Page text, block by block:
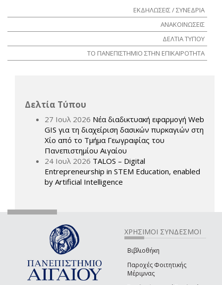
ΕΚΔΗΛΩΣΕΙΣ / ΣΥΝΕΔΡΙΑ
ΑΝΑΚΟΙΝΩΣΕΙΣ
ΔΕΛΤΙΑ ΤΥΠΟΥ
ΤΟ ΠΑΝΕΠΙΣΤΗΜΙΟ ΣΤΗΝ ΕΠΙΚΑΙΡΟΤΗΤΑ
Δελτία Τύπου
27 Ιουλ 2026 Νέα διαδικτυακή εφαρμογή Web
GIS για τη διαχείριση δασικών πυρκαγιών στη
Χίο από το Τμήμα Γεωγραφίας του
Πανεπιστημίου Αιγαίου
24 Ιουλ 2026 TALOS – Digital
Entrepreneurship in STEM Education, enabled
by Artificial Intelligence
ΧΡΗΣΙΜΟΙ ΣΥΝΔΕΣΜΟΙ
Βιβλιοθήκη
Παροχές Φοιτητικής
Μέριμνας